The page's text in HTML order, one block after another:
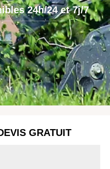
24h/24 et 7j/7
GRATUIT